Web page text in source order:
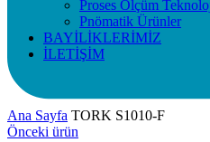
Proses Ölçüm
Pnömatik Ürünler
BAYİLİKLERİMİZ
İLETİŞİM
Ana Sayfa TORK S1010-F
Önceki ürün